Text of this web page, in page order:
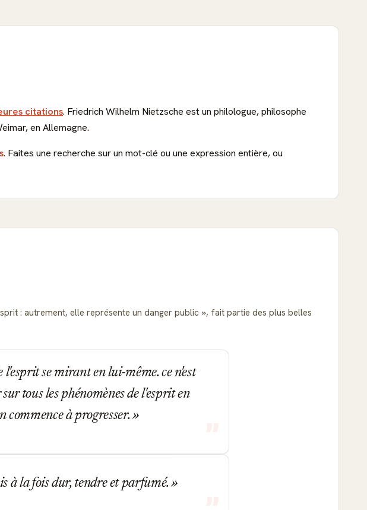
citations. Friedrich Wilhelm Nietzsche est un philologue, philosophe
en Allemagne.
. Faites une recherche sur un mot-clé ou une expression entière, ou
: autrement, elle représente un danger public
, fait partie des plus belles
se mirant en lui-même. ce n'est
tous les phénomènes de l'esprit en
commence à progresser.
à la fois dur, tendre et parfumé.